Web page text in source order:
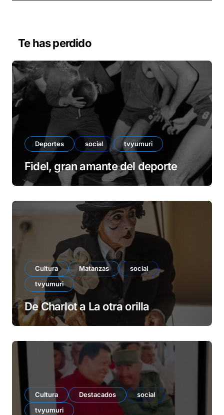
r
d
e
o
Te has perdido
Deportes social tvyumuri
Fidel, gran amante del deporte
Cultura Matanzas
social
tvyumuri
De Charlot a La otra orilla
Cultura Destacados
social
tvyumuri